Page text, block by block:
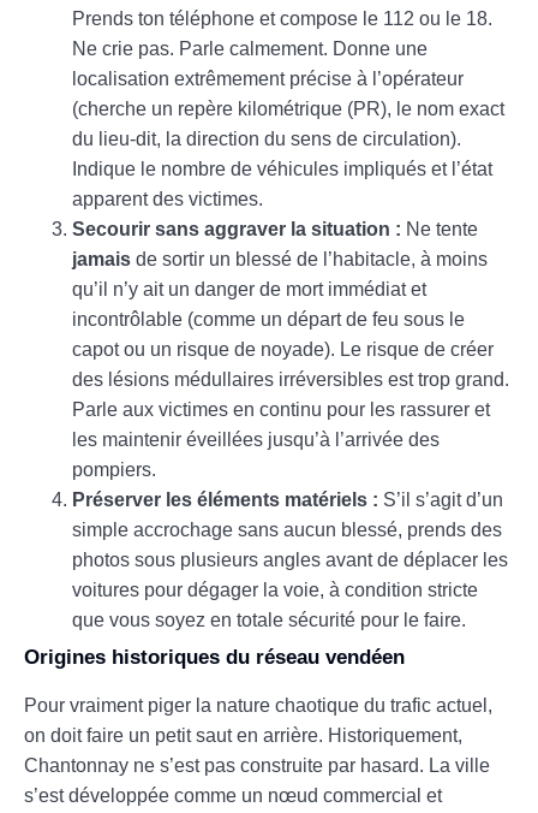
Prends ton téléphone et compose le 112 ou le 18.
Ne crie pas. Parle calmement. Donne une
localisation extrêmement précise à l’opérateur
(cherche un repère kilométrique (PR), le nom exact
du lieu-dit, la direction du sens de circulation).
Indique le nombre de véhicules impliqués et l’état
apparent des victimes.
Secourir sans aggraver la situation : Ne tente
jamais de sortir un blessé de l’habitacle, à moins
qu’il n’y ait un danger de mort immédiat et
incontrôlable (comme un départ de feu sous le
capot ou un risque de noyade). Le risque de créer
des lésions médullaires irréversibles est trop grand.
Parle aux victimes en continu pour les rassurer et
les maintenir éveillées jusqu’à l’arrivée des
pompiers.
Préserver les éléments matériels : S’il s’agit d’un
simple accrochage sans aucun blessé, prends des
photos sous plusieurs angles avant de déplacer les
voitures pour dégager la voie, à condition stricte
que vous soyez en totale sécurité pour le faire.
Origines historiques du réseau vendéen
Pour vraiment piger la nature chaotique du trafic actuel,
on doit faire un petit saut en arrière. Historiquement,
Chantonnay ne s’est pas construite par hasard. La ville
s’est développée comme un nœud commercial et